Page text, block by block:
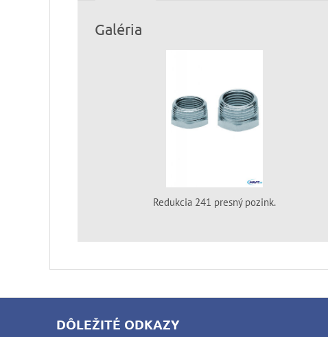
Galéria
Redukcia 241 presný pozink.
DÔLEŽITÉ ODKAZY